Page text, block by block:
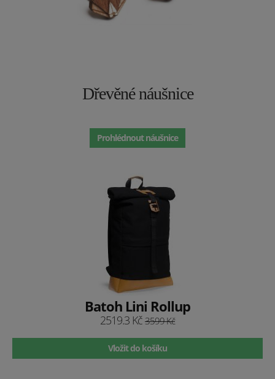
Dřevěné náušnice
Prohlédnout náušnice
Batoh Lini Rollup
2519.3 Kč 3599 Kč
Vložit do košíku